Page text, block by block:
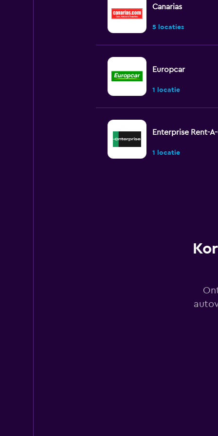
Canarias
5 locaties
Europcar
1 locatie
Enterprise Rent-
1 locatie